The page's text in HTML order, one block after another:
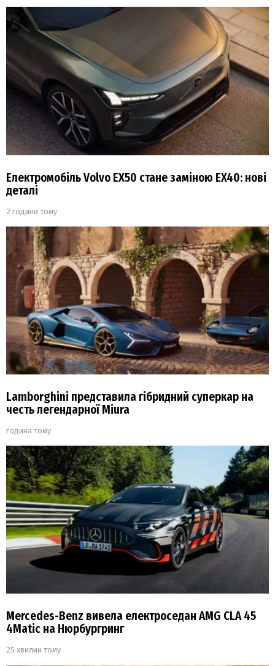
Електромобіль Volvo EX50 стане заміною EX40: нові
деталі
2 години тому
Lamborghini представила гібридний суперкар на
честь легендарної Miura
година тому
Mercedes-Benz вивела електроседан AMG CLA 45
4Matic на Нюрбургринг
25 хвилин тому